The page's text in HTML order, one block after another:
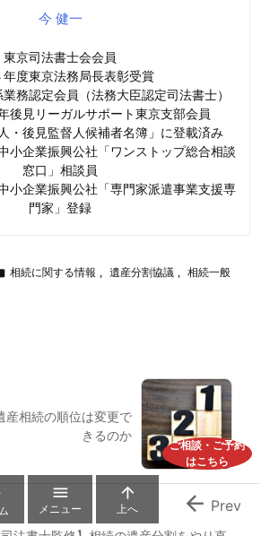
今 健一
東京司法書士会会員
年度東京法務局長表彰受賞
務認定会員（法務大臣認定司法書士）
後見リーガルサポート東京支部会員
・後見監督人候補者名簿」に登載済み
小企業振興公社「ワンストップ総合相談
窓口」相談員
小企業振興公社「専門家派遣事業支援専
門家」登録
相続に関する情報 , 遺産分割協議 , 相続一般
産相続の順位は変更で
きるのか
 Prev
ご相談・ご予約
はこちら

メニュー

上へ